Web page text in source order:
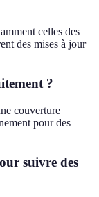
celles des
des mises à jour
?
couverture
pour des
suivre des